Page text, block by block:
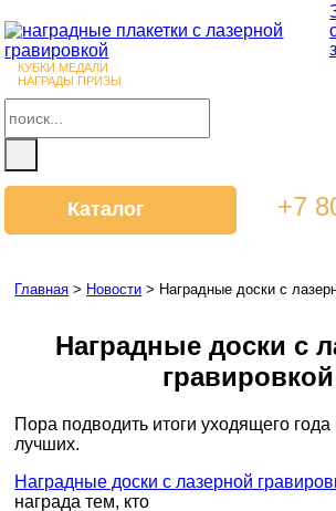
КУБКИ МЕДАЛИ
НАГРАДЫ ПРИЗЫ
Каталог +7
Главная > Новости > Наградные доски с
Наградные доски с
гравировкой
Пора подводить итоги уходящего года
лучших.
Наградные доски с лазерной
награда тем, кто